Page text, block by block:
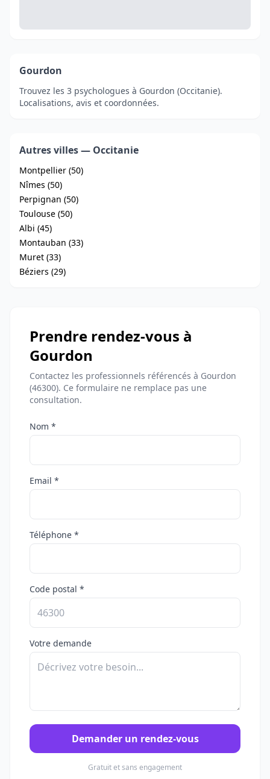
Gourdon
Trouvez les 3 psychologues à Gourdon (Occitanie).
Localisations, avis et coordonnées.
Autres villes — Occitanie
Montpellier (50)
Nîmes (50)
Perpignan (50)
Toulouse (50)
Albi (45)
Montauban (33)
Muret (33)
Béziers (29)
Prendre rendez-vous à
Gourdon
Contactez les professionnels référencés à Gourdon
(46300). Ce formulaire ne remplace pas une
consultation.
Nom *
Email *
Téléphone *
Code postal *
Votre demande
Demander un rendez-vous
Gratuit et sans engagement